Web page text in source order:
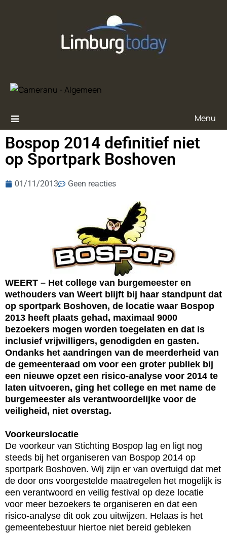
Menu
Bospop 2014 definitief niet
op Sportpark Boshoven
01/11/2013 Geen reacties
WEERT – Het college van burgemeester en
wethouders van Weert blijft bij haar standpunt dat
op sportpark Boshoven, de locatie waar Bospop
2013 heeft plaats gehad, maximaal 9000
bezoekers mogen worden toegelaten en dat is
inclusief vrijwilligers, genodigden en gasten.
Ondanks het aandringen van de meerderheid van
de gemeenteraad om voor een groter publiek bij
een nieuwe opzet een risico-analyse voor 2014 te
laten uitvoeren, ging het college en met name de
burgemeester als verantwoordelijke voor de
veiligheid, niet overstag.
Voorkeurslocatie
De voorkeur van Stichting Bospop lag en ligt nog
steeds bij het organiseren van Bospop 2014 op
sportpark Boshoven. Wij zijn er van overtuigd dat met
de door ons voorgestelde maatregelen het mogelijk is
een verantwoord en veilig festival op deze locatie
voor meer bezoekers te organiseren en dat een
risico-analyse dit ook zou uitwijzen. Helaas is het
gemeentebestuur hiertoe niet bereid gebleken